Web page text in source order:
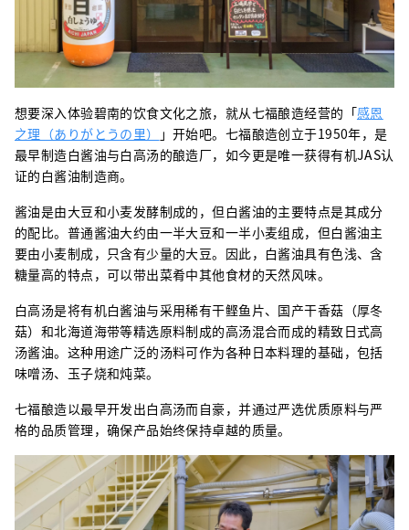
想要深入体验碧南的饮食文化之旅，就从七福酿造经营的「感恩
之理（ありがとうの里）
」开始吧。七福酿造创立于1950年，是
最早制造白酱油与白高汤的酿造厂，如今更是唯一获得有机JAS认
证的白酱油制造商。
酱油是由大豆和小麦发酵制成的，但白酱油的主要特点是其成分
的配比。普通酱油大约由一半大豆和一半小麦组成，但白酱油主
要由小麦制成，只含有少量的大豆。因此，白酱油具有色浅、含
糖量高的特点，可以带出菜肴中其他食材的天然风味。
白高汤是将有机白酱油与采用稀有干鲣鱼片、国产干香菇（厚冬
菇）和北海道海带等精选原料制成的高汤混合而成的精致日式高
汤酱油。这种用途广泛的汤料可作为各种日本料理的基础，包括
味噌汤、玉子烧和炖菜。
七福酿造以最早开发出白高汤而自豪，并通过严选优质原料与严
格的品质管理，确保产品始终保持卓越的质量。